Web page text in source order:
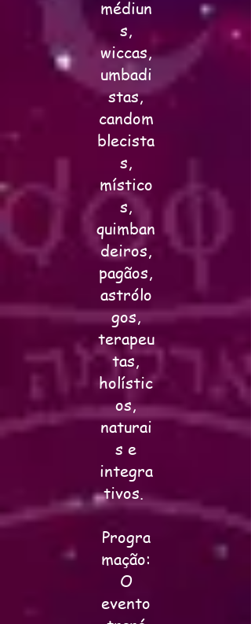
médiun
s,
wiccas,
umbadi
stas,
candom
blecista
s,
místico
s,
quimban
deiros,
pagãos,
astrólo
gos,
terapeu
tas,
holístic
os,
naturai
s e
integra
tivos.
Progra
mação:
O
evento